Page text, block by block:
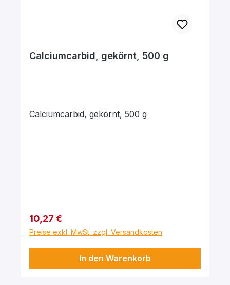
Calciumcarbid, gekörnt, 500 g
Calciumcarbid, gekörnt, 500 g
Regulärer Preis:
10,27 €
Preise exkl. MwSt. zzgl. Versandkosten
In den Warenkorb